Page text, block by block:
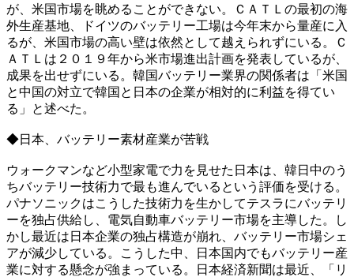
が、米国市場を眺めることができない。ＣＡＴＬの最初の海
外生産基地、ドイツのバッテリー工場は今年末から量産に入
るが、米国市場の高い壁は依然として越えられずにいる。Ｃ
ＡＴＬは２０１９年から米市場進出計画を発表しているが、
成果を出せずにいる。韓国バッテリー業界の関係者は「米国
と中国の対立で韓国と日本の企業が相対的に利益を得てい
る」と述べた。
◆日本、バッテリー素材産業が苦戦
ウォークマンなど小型家電で力を見せた日本は、韓日中のう
ちバッテリー技術力で最も進んでいるという評価を受ける。
パナソニックはこうした技術力を生かしてテスラにバッテリ
ーを独占供給し、電気自動車バッテリー市場を主導した。し
かし最近は日本企業の独占構造が崩れ、バッテリー市場シェ
アが減少している。こうした中、日本国内でもバッテリー産
業に対する懸念が強まっている。日本経済新聞は最近、「リ